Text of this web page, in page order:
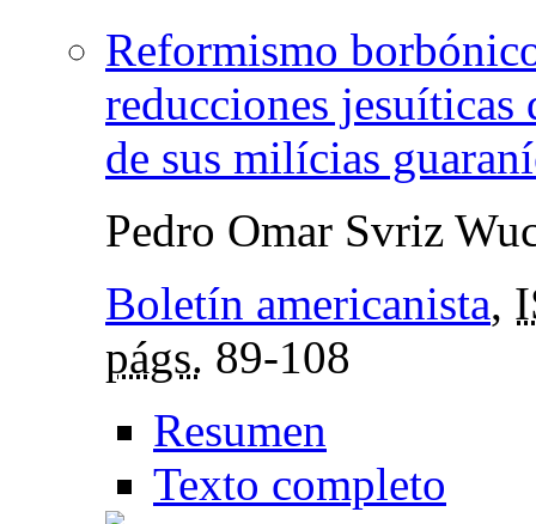
Reformismo
reducciones jesuíticas
de sus milícias
Pedro Omar Svriz
Boletín americanista,
págs. 89-108
Resumen
Texto completo